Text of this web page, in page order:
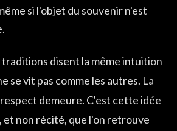
si l'objet du souvenir n'est
disent la même intuition
se vit pas comme les autres. La
demeure. C'est cette idée
et non récité, que l'on retrouve